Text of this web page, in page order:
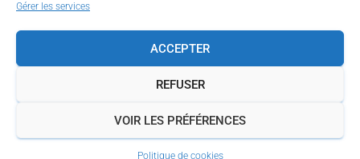
Gérer les services
ACCEPTER
REFUSER
VOIR LES PRÉFÉRENCES
Politique de cookies